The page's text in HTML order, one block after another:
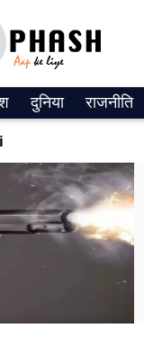
दुनिया राजनीति